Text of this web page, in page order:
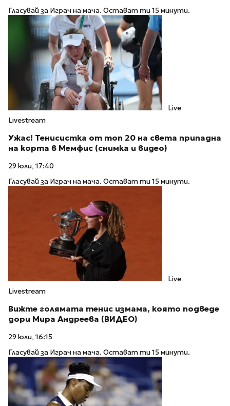
Гласувай за Играч на мача. Остават ти 15 минути.
Live
Livestream
Ужас! Тенисистка от топ 20 на света припадна
на корта в Мемфис (снимка и видео)
29 юли, 17:40
Гласувай за Играч на мача. Остават ти 15 минути.
Live
Livestream
Вижте голямата тенис измама, която подведе
дори Мира Андреева (ВИДЕО)
29 юли, 16:15
Гласувай за Играч на мача. Остават ти 15 минути.